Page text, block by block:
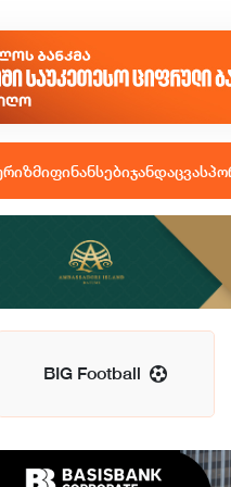
ფინანსებიჯანდაცვა
BIG Football